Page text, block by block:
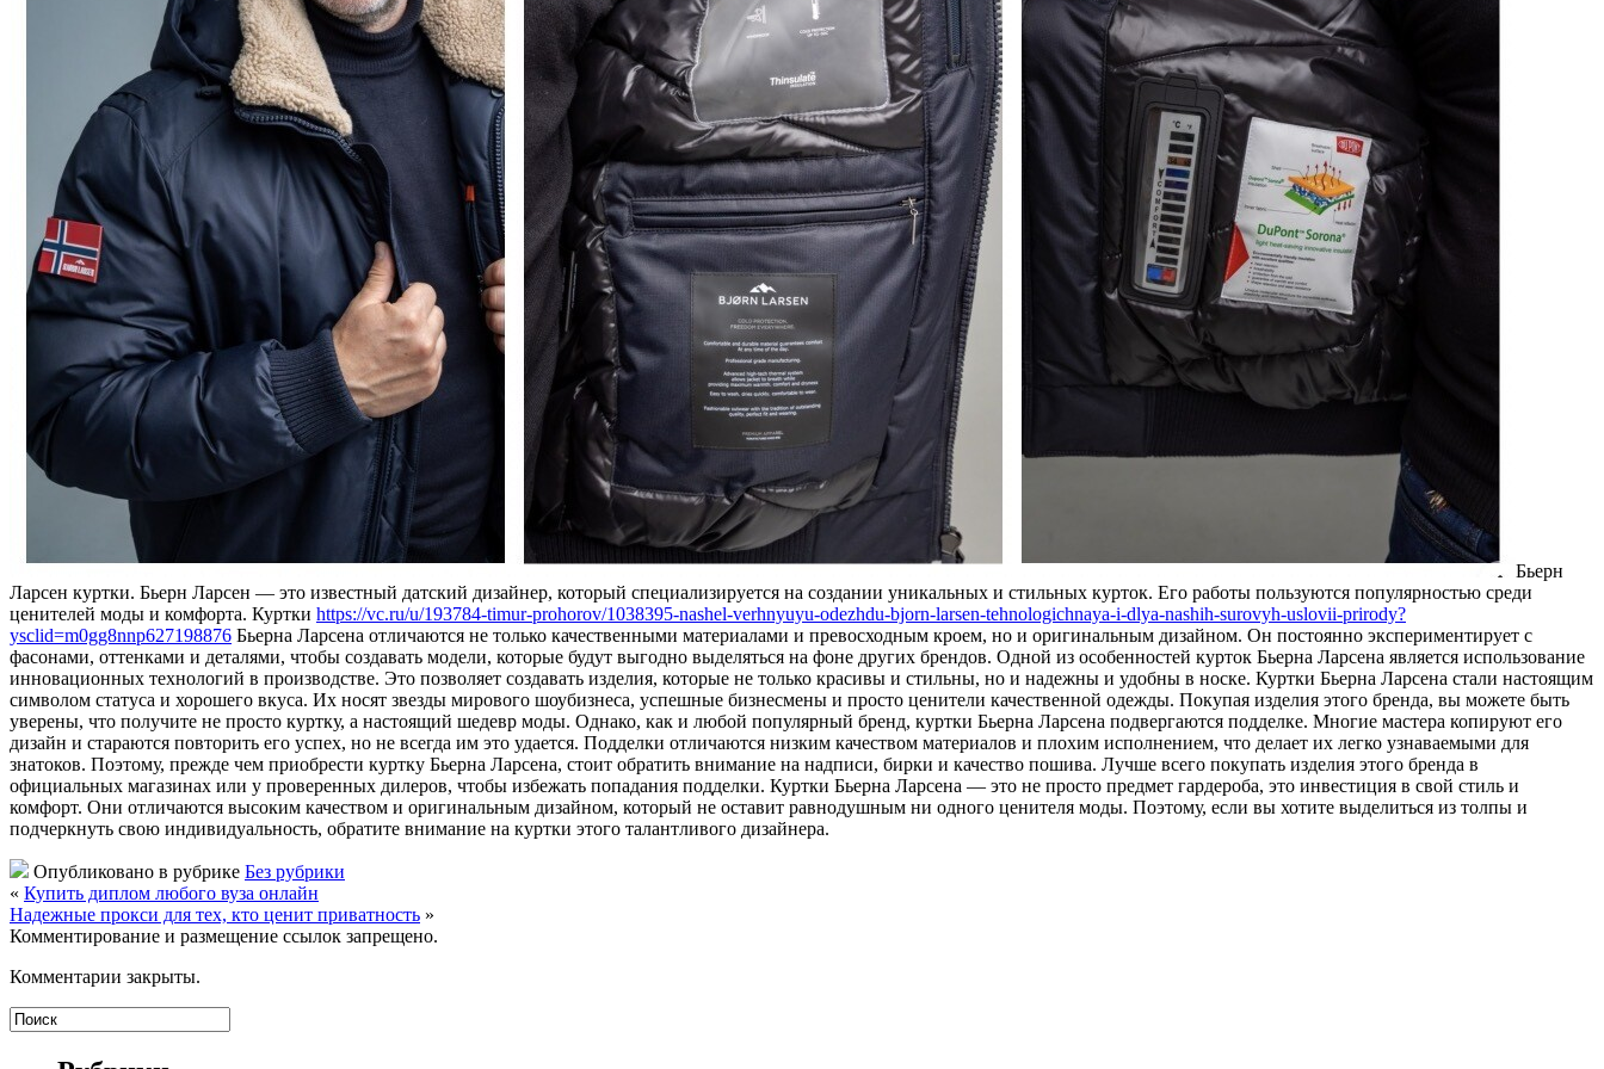
Бьeрн
Лaрсeн куртки. Бьeрн Ларсен — это известный датский дизайнер, который специализируется на создании уникальных и стильных курток. Его работы пользуются популярностью среди
ценителей моды и комфорта. Куртки https://vc.ru/u/193784-timur-prohorov/1038395-nashel-verhnyuyu-odezhdu-bjorn-larsen-tehnologichnaya-i-dlya-nashih-surovyh-uslovii-prirody?
ysclid=m0gg8nnp627198876 Бьерна Ларсена отличаются не только качественными материалами и превосходным кроем, но и оригинальным дизайном. Он постоянно экспериментирует с
фасонами, оттенками и деталями, чтобы создавать модели, которые будут выгодно выделяться на фоне других брендов. Одной из особенностей курток Бьерна Ларсена является использование
инновационных технологий в производстве. Это позволяет создавать изделия, которые не только красивы и стильны, но и надежны и удобны в носке. Куртки Бьерна Ларсена стали настоящим
символом статуса и хорошего вкуса. Их носят звезды мирового шоубизнеса, успешные бизнесмены и просто ценители качественной одежды. Покупая изделия этого бренда, вы можете быть
уверены, что получите не просто куртку, а настоящий шедевр моды. Однако, как и любой популярный бренд, куртки Бьерна Ларсена подвергаются подделке. Многие мастера копируют его
дизайн и стараются повторить его успех, но не всегда им это удается. Подделки отличаются низким качеством материалов и плохим исполнением, что делает их легко узнаваемыми для
знатоков. Поэтому, прежде чем приобрести куртку Бьерна Ларсена, стоит обратить внимание на надписи, бирки и качество пошива. Лучше всего покупать изделия этого бренда в
официальных магазинах или у проверенных дилеров, чтобы избежать попадания подделки. Куртки Бьерна Ларсена — это не просто предмет гардероба, это инвестиция в свой стиль и
комфорт. Они отличаются высоким качеством и оригинальным дизайном, который не оставит равнодушным ни одного ценителя моды. Поэтому, если вы хотите выделиться из толпы и
подчеркнуть свою индивидуальность, обратите внимание на куртки этого талантливого дизайнера.
Опубликовано в рубрике Без рубрики
« Купить диплом любого вуза онлайн
Надежные прокси для тех, кто ценит приватность »
Комментирование и размещение ссылок запрещено.
Комментарии закрыты.